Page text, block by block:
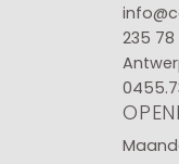
235